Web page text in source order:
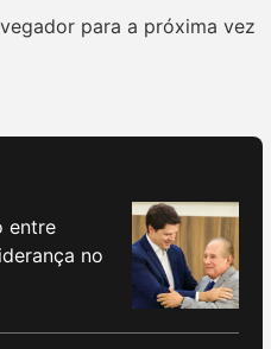
para a próxima vez
entre
no